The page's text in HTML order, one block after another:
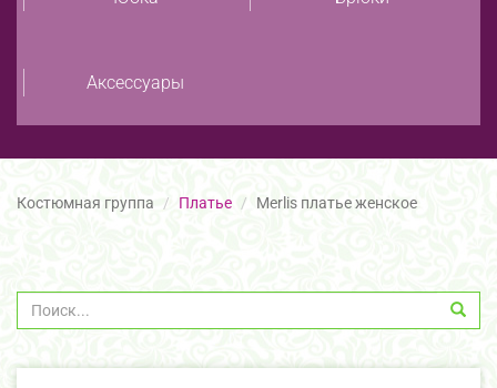
Аксессуары
Костюмная группа Платье Merlis платье женское